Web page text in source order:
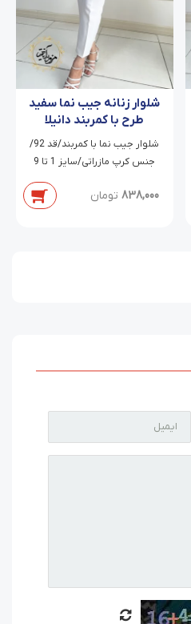
شلوار زنانه جیب نما سفید
طرح با کمربند دانیلا
شلوار جیب نما با کمربند/قد 92/
جنس کرپ مازراتی/سایز 1 تا 9
838,000 تومان